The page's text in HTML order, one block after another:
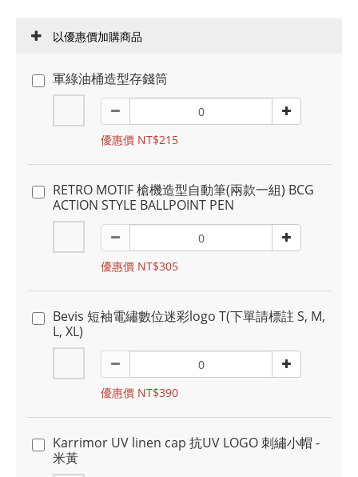
以優惠價加購商品
軍綠油桶造型存錢筒
優惠價 NT$215
RETRO MOTIF 槍機造型自動筆(兩款一組) BCG
ACTION STYLE BALLPOINT PEN
優惠價 NT$305
Bevis 短袖電繡數位迷彩logo T(下單請標註 S, M,
L, XL)
優惠價 NT$390
Karrimor UV linen cap 抗UV LOGO 刺繡小帽 -
米黃